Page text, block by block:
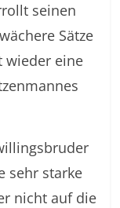
seinen
Sätze
wieder eine
sehr starke
nicht auf die